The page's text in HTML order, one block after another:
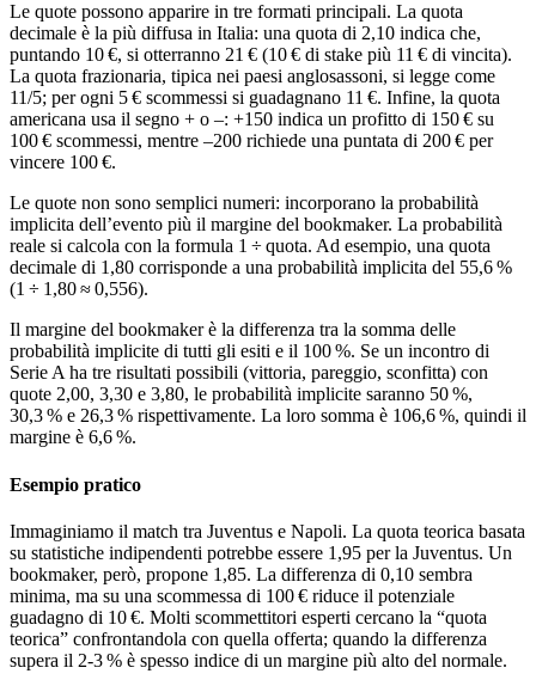
Le quote possono apparire in tre formati principali. La quota
decimale è la più diffusa in Italia: una quota di 2,10 indica che,
puntando 10 €, si otterranno 21 € (10 € di stake più 11 € di vincita).
La quota frazionaria, tipica nei paesi anglosassoni, si legge come
11/5; per ogni 5 € scommessi si guadagnano 11 €. Infine, la quota
americana usa il segno + o –: +150 indica un profitto di 150 € su
100 € scommessi, mentre –200 richiede una puntata di 200 € per
vincere 100 €.
Le quote non sono semplici numeri: incorporano la probabilità
implicita dell’evento più il margine del bookmaker. La probabilità
reale si calcola con la formula 1 ÷ quota. Ad esempio, una quota
decimale di 1,80 corrisponde a una probabilità implicita del 55,6 %
(1 ÷ 1,80 ≈ 0,556).
Il margine del bookmaker è la differenza tra la somma delle
probabilità implicite di tutti gli esiti e il 100 %. Se un incontro di
Serie A ha tre risultati possibili (vittoria, pareggio, sconfitta) con
quote 2,00, 3,30 e 3,80, le probabilità implicite saranno 50 %,
30,3 % e 26,3 % rispettivamente. La loro somma è 106,6 %, quindi il
margine è 6,6 %.
Esempio pratico
Immaginiamo il match tra Juventus e Napoli. La quota teorica basata
su statistiche indipendenti potrebbe essere 1,95 per la Juventus. Un
bookmaker, però, propone 1,85. La differenza di 0,10 sembra
minima, ma su una scommessa di 100 € riduce il potenziale
guadagno di 10 €. Molti scommettitori esperti cercano la “quota
teorica” confrontandola con quella offerta; quando la differenza
supera il 2‑3 % è spesso indice di un margine più alto del normale.